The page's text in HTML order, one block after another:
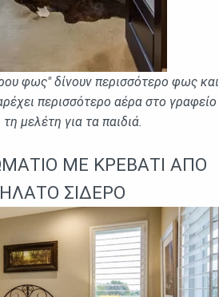
φως" δίνουν περισσότερο φως και
περισσότερο αέρα στο γραφείο
τη μελέτη για τα παιδιά.
ΜΕ ΚΡΕΒΆΤΙ ΑΠΌ
ΣΊΔΕΡΟ